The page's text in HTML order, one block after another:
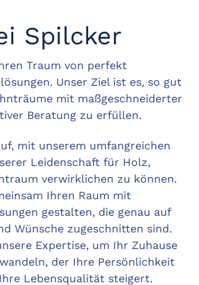
Spilcker
Traum von perfekt
Unser Ziel ist es, so gut
mit maßgeschneiderter
Beratung zu erfüllen.
mit unserem umfangreichen
Leidenschaft für Holz,
verwirklichen zu können.
Ihren Raum mit
gestalten, die genau auf
Wünsche zugeschnitten sind.
Expertise, um Ihr Zuhause
der Ihre Persönlichkeit
Lebensqualität steigert.